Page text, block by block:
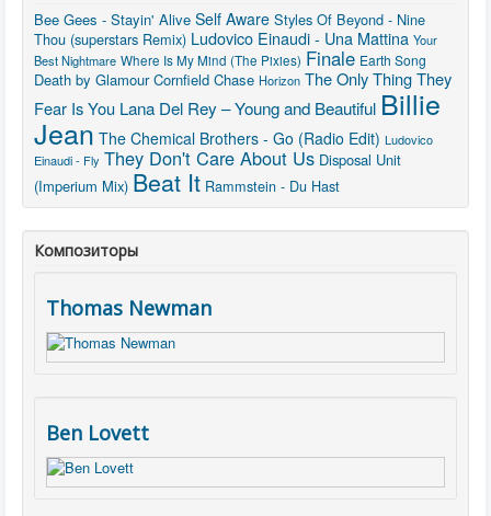
Bee Gees - Stayin' Alive Self Aware Styles Of Beyond - Nine
Thou (superstars Remix) Ludovico Einaudi - Una Mattina Your
Best Nightmare Where Is My Mind (The Pixies) Finale Earth Song
Death by Glamour Cornfield Chase Horizon The Only Thing They
Fear Is You Lana Del Rey – Young and Beautiful Billie
Jean The Chemical Brothers - Go (Radio Edit) Ludovico
Einaudi - Fly They Don't Care About Us Disposal Unit
(Imperium Mix) Beat It Rammstein - Du Hast
Композиторы
Thomas Newman
Ben Lovett